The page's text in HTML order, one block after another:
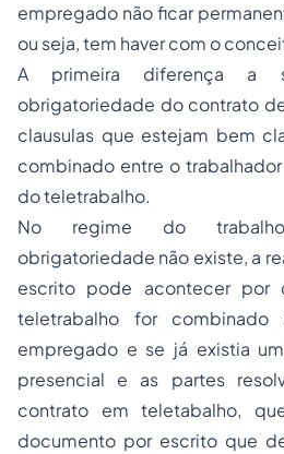
empregado não ficar
ou seja, tem haver com o
A primeira diferença a
obrigatoriedade do contrato
clausulas que estejam bem
combinado entre o
do teletrabalho.
No regime do
obrigatoriedade não existe, a
escrito pode acontecer por
teletrabalho for
empregado e se já existia
presencial e as partes
contrato em teletabalho,
documento por escrito que